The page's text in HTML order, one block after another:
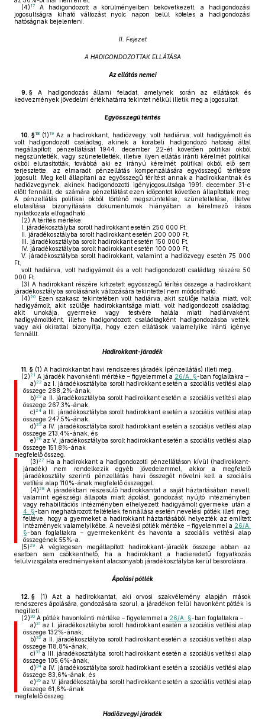
(4) 17
A hadigondozott a körülményeiben bekövetkezett, a hadigondozási
jogosultságra kiható változást nyolc napon belül köteles a hadigondozási
hatóságnak bejelenteni.
II. Fejezet
A HADIGONDOZOTTAK ELLÁTÁSA
Az ellátás nemei
9. § A hadigondozás állami feladat, amelynek során az ellátások és
kedvezmények jövedelmi értékhatárra tekintet nélkül illetik meg a jogosultat.
Egyösszegű térítés
10. §18 (1) 19Az a hadirokkant, hadiözvegy, volt hadiárva, volt hadigyámolt és
volt hadigondozott családtag, akinek a korabeli hadigondozó hatóság által
megállapított pénzellátását 1944. december 22-ét követően politikai okból
megszüntették, vagy szüneteltették, illetve ilyen ellátás iránti kérelmét politikai
okból elutasították, továbbá aki ez irányú kérelmét politikai okból elő sem
terjesztette, az elmaradt pénzellátás kompenzálására egyösszegű térítésre
jogosult. Meg kell állapítani az egyösszegű térítést annak a hadirokkantnak és
hadiözvegynek, akinek hadigondozotti igényjogosultsága 1991. december 31-e
előtt fennállt, de számára pénzellátást ezen időpontot követően állapítottak meg.
A pénzellátás politikai okból történő megszüntetése, szüneteltetése, illetve
elutasítása bizonyítására dokumentumok hiányában a kérelmező írásos
nyilatkozata elfogadható.
(2) A térítés mértéke:
I. járadékosztályba sorolt hadirokkant esetén 250 000 Ft,
II. járadékosztályba sorolt hadirokkant esetén 200 000 Ft,
III. járadékosztályba sorolt hadirokkant esetén 150 000 Ft,
IV. járadékosztályba sorolt hadirokkant esetén 100 000 Ft,
V. járadékosztályba sorolt hadirokkant, valamint a hadiözvegy esetén 75 000
Ft,
volt hadiárva, volt hadigyámolt és a volt hadigondozott családtag részére 50
000 Ft.
(3) A hadirokkant részére kifizetett egyösszegű térítés összege a hadirokkant
járadékosztályba sorolásának változására tekintettel nem módosítható.
(4)20
Ezen szakasz tekintetében volt hadiárva, akit szülője halála miatt, volt
hadigyámolt, akit szülője hadirokkantsága miatt, volt hadigondozott családtag,
akit unokája, gyermeke vagy testvére halála miatt hadiárvaként,
hadigyámoltként, illetve hadigondozott családtagként hadigondozásba vettek,
vagy aki okirattal bizonyítja, hogy ezen ellátások valamelyike iránti igénye
fennállt.
Hadirokkant-járadék
11. § (1) A hadirokkantat havi rendszeres járadék (pénzellátás) illeti meg.
(2)21 A járadék havonkénti mértéke – figyelemmel a 26/A. §-ban foglaltakra –
a)22 az I. járadékosztályba sorolt hadirokkant esetén a szociális vetítési alap
összege 288,2%-ának,
b)23a II. járadékosztályba sorolt hadirokkant esetén a szociális vetítési alap
összege 267,3%-ának,
c)24a III. járadékosztályba sorolt hadirokkant esetén a szociális vetítési alap
összege 247,5%-ának,
d)25a IV. járadékosztályba sorolt hadirokkant esetén a szociális vetítési alap
összege 213,4%-ának, és
e)26az V. járadékosztályba sorolt hadirokkant esetén a szociális vetítési alap
összege 151,8%-ának
megfelelő összeg.
(3)27Ha a hadirokkant a hadigondozotti pénzellátáson kívül (hadirokkant-
járadék) nem rendelkezik egyéb jövedelemmel, akkor a megfelelő
járadékosztály szerinti pénzellátás havi összegét növelni kell a szociális
vetítési alap 110%-ának megfelelő összeggel.
(4)28A járadékban részesülő hadirokkantat a saját háztartásában nevelt,
valamint egészségi állapota miatt ápolást, gondozást nyújtó intézményben
vagy rehabilitációs intézményben elhelyezett hadigyámolt gyermeke után a
4. §-ban meghatározott feltételek fennállása esetén nevelési pótlék illeti meg,
feltéve, hogy a gyermeket a hadirokkant háztartásából helyezték az említett
intézmények valamelyikébe. A nevelési pótlék mértéke – figyelemmel a 26/A.
§-ban foglaltakra – gyermekenként és havonta a szociális vetítési alap
összegének 55%-a.
(5)29
A véglegesen megállapított hadirokkant-járadék összege abban az
esetben sem csökkenthető, ha a hadirokkant a hadieredetű fogyatkozás
felülvizsgálata eredményeként alacsonyabb járadékosztályba kerül besorolásra.
Ápolási pótlék
12. § (1) Azt a hadirokkantat, aki orvosi szakvélemény alapján mások
rendszeres ápolására, gondozására szorul, a járadékon felül havonként pótlék is
megilleti.
(2)30 A pótlék havonkénti mértéke – figyelemmel a 26/A. §-ban foglaltakra –
a)31 az I. járadékosztályba sorolt hadirokkant esetén a szociális vetítési alap
összege 132%-ának,
b)32 a II. járadékosztályba sorolt hadirokkant esetén a szociális vetítési alap
összege 118,8%-ának,
c)33a III. járadékosztályba sorolt hadirokkant esetén a szociális vetítési alap
összege 105,6%-ának,
d)34a IV. járadékosztályba sorolt hadirokkant esetén a szociális vetítési alap
összege 83,6%-ának, és
e)35az V. járadékosztályba sorolt hadirokkant esetén a szociális vetítési alap
összege 61,6%-ának
megfelelő összeg.
Hadiözvegyi járadék